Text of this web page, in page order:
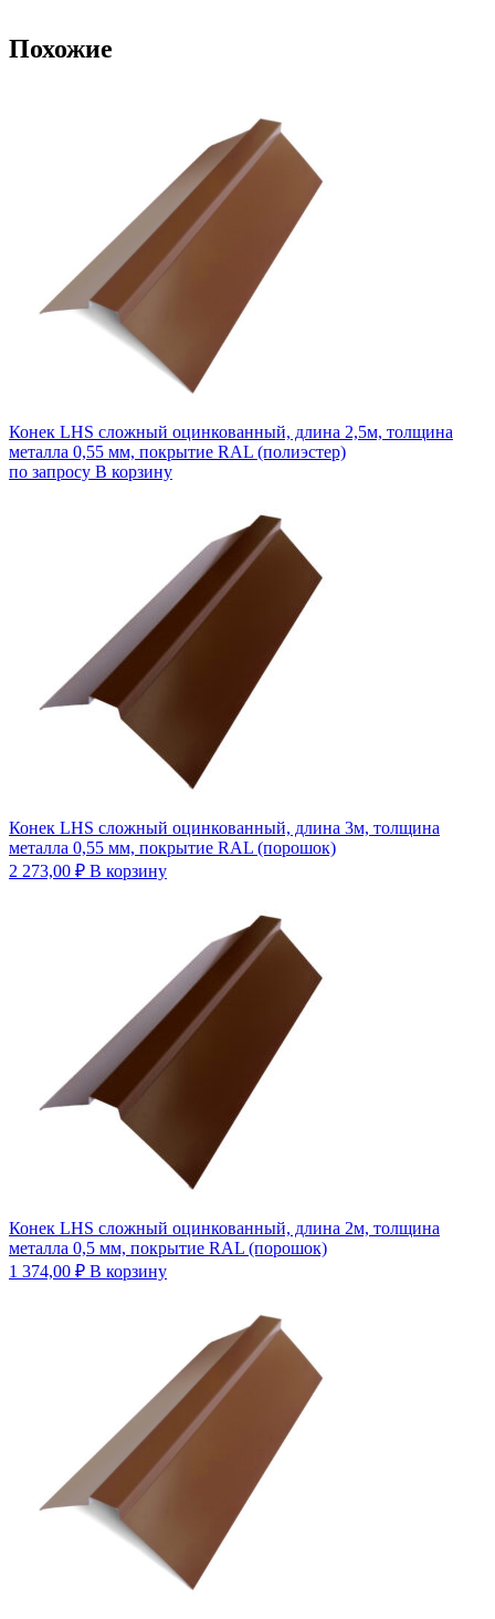
Похожие
Конек LHS сложный оцинкованный, длина 2,5м, толщина
металла 0,55 мм, покрытие RAL (полиэстер)
по запросу В корзину
Конек LHS сложный оцинкованный, длина 3м, толщина
металла 0,55 мм, покрытие RAL (порошок)
2 273,00 ₽ В корзину
Конек LHS сложный оцинкованный, длина 2м, толщина
металла 0,5 мм, покрытие RAL (порошок)
1 374,00 ₽ В корзину